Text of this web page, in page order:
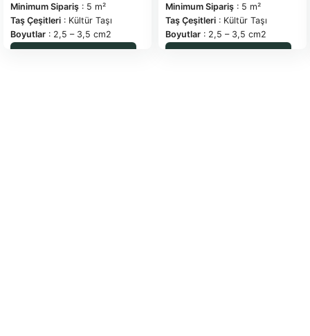
Minimum Sipariş : 5 m²
Taş Çeşitleri : Kültür Taşı
Boyutlar : 2,5 – 3,5 cm2
Kalınlık: 2.50 -3.50 cm
Minimum Sipariş : 5 m²
Taş Çeşitleri : Kültür Taşı
Boyutlar : 2,5 – 3,5 cm2
Kalınlık: 2.50 -3.50 cm